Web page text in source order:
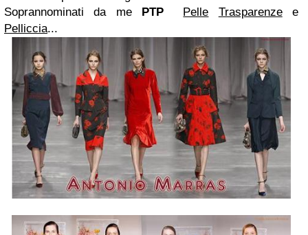
Soprannominati da me PTP Pelle Trasparenzee
Pelliccia...